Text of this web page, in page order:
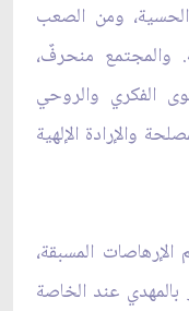
الحسية، ومن الصعب
والمجتمع منحرفٌ،
الفكري والروحي
والإرادة الإلهية
المسبقة،
عند الخاصة